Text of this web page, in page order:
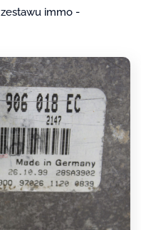
immo -